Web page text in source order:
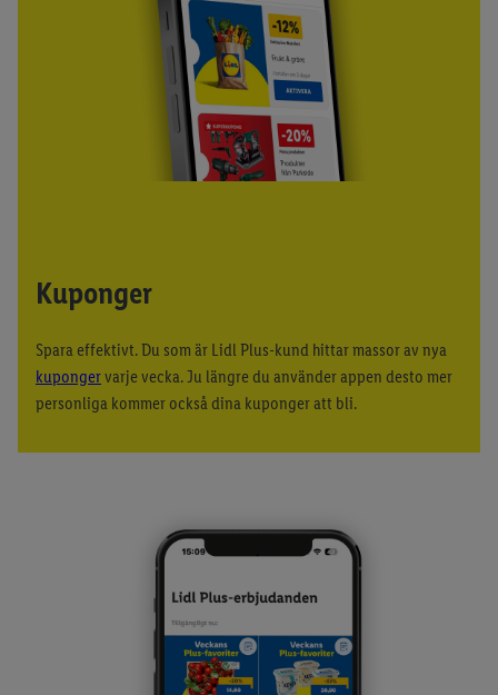
Kuponger
Spara effektivt. Du som är Lidl Plus-kund hittar massor av nya
kupongervarje vecka. Ju längre du använder appen desto mer
personliga kommer också dina kuponger att bli.